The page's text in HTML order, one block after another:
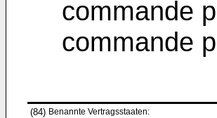
commande
commande
(84) Benannte Vertragsstaaten: